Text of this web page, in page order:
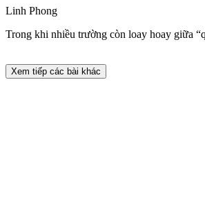
Linh Phong
Trong khi nhiều trường còn loay hoay giữa
Xem tiếp các bài khác